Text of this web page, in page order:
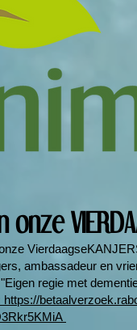
onze
ambassadeur en
regie met
https://